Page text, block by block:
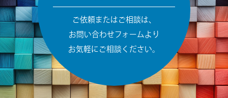
ご依頼またはご相談は、
お問い合わせフォームより
お気軽にご相談ください。